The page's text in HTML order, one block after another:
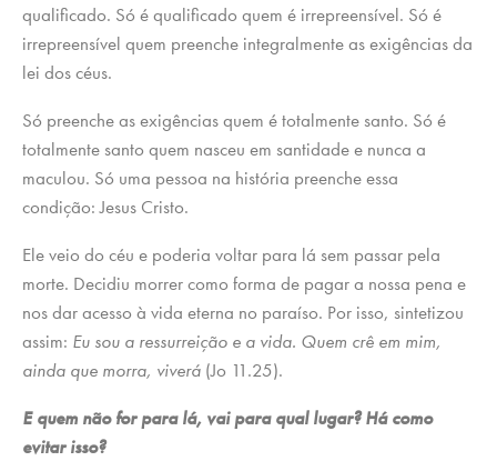
qualificado. Só é qualificado quem é irrepreensível. Só é
irrepreensível quem preenche integralmente as exigências da
lei dos céus.
Só preenche as exigências quem é totalmente santo. Só é
totalmente santo quem nasceu em santidade e nunca a
maculou. Só uma pessoa na história preenche essa
condição: Jesus Cristo.
Ele veio do céu e poderia voltar para lá sem passar pela
morte. Decidiu morrer como forma de pagar a nossa pena e
nos dar acesso à vida eterna no paraíso. Por isso, sintetizou
assim: Eu sou a ressurreição e a vida. Quem crê em mim,
ainda que morra, viverá (Jo 11.25).
E quem não for para lá, vai para qual lugar? Há como
evitar isso?